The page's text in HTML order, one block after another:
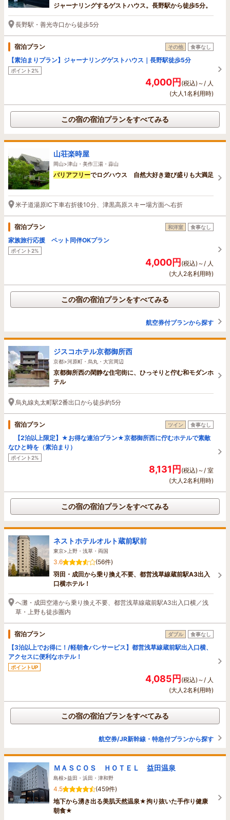
ジャーナリングするゲストハウス。長野駅から徒歩5分。
長野駅・善光寺口から徒歩5分
宿泊プラン その他 食事なし
【素泊まりプラン】ジャーナリングゲストハウス｜長野駅徒歩5分
ポイント2%
4,000円(税込)～/ 人
(大人1名利用時)
この宿の宿泊プランをすべてみる
山荘楽時屋
岡山>津山・美作三湯・蒜山
バリアフリーでログハウス 自然大好き遊び盛りも大満足
米子道湯原IC下車右折後10分、津黒高原スキー場方面へ右折
宿泊プラン 和洋室 食事なし
家族旅行応援 ペット同伴OKプラン
ポイント2%
4,000円(税込)～/ 人
(大人2名利用時)
この宿の宿泊プランをすべてみる
航空券付プランから探す
ジスコホテル京都御所西
京都>河原町・烏丸・大宮周辺
京都御所西の閑静な住宅街に、ひっそりと佇む和モダンホ
テル
烏丸線丸太町駅2番出口から徒歩約5分
宿泊プラン ツイン 食事なし
【2泊以上限定】★お得な連泊プラン★京都御所西に佇むホテルで素敵
なひと時を（素泊まり）
ポイント2%
8,131円(税込)～/ 室
(大人2名利用時)
この宿の宿泊プランをすべてみる
ネストホテルオルト蔵前駅前
東京>上野・浅草・両国
3.6
(56件)
羽田・成田から乗り換え不要、都営浅草線蔵前駅A3出入
口横ホテル！
へ灘・成田空港から乗り換え不要、都営浅草線蔵前駅A3出入口横／浅
草・上野も徒歩圏内
宿泊プラン ダブル 食事なし
【3泊以上でお得に！/軽朝食パンサービス】都営浅草線蔵前駅出入口横、
アクセスに便利なホテル！
ポイントUP
4,085円(税込)～/ 人
(大人2名利用時)
この宿の宿泊プランをすべてみる
航空券/JR新幹線・特急付プランから探す
ＭＡＳＣＯＳ ＨＯＴＥＬ 益田温泉
島根>益田・浜田・津和野
4.5
(459件)
地下から湧き出る美肌天然温泉★拘り抜いた手作り健康
朝食★